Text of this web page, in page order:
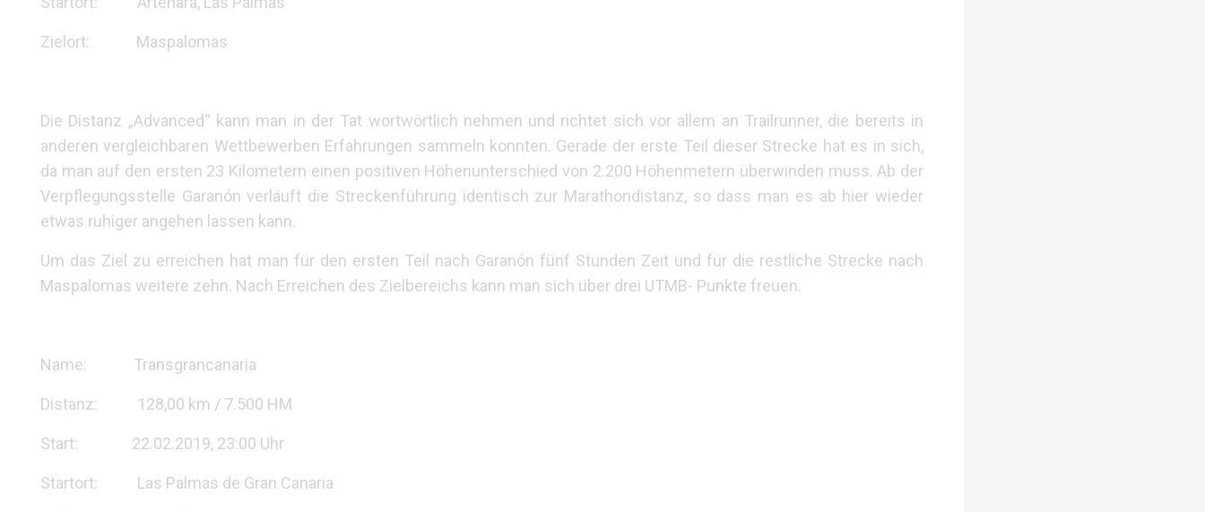
Zielort: Maspalomas
Die Distanz „Advanced“ kann man in der Tat wortwörtlich nehmen und richtet sich vor allem an Trailrunner, die bereits in
anderen vergleichbaren Wettbewerben Erfahrungen sammeln konnten. Gerade der erste Teil dieser Strecke hat es in sich,
da man auf den ersten 23 Kilometern einen positiven Höhenunterschied von 2.200 Höhenmetern überwinden muss. Ab der
Verpflegungsstelle Garanón verläuft die Streckenführung identisch zur Marathondistanz, so dass man es ab hier wieder
etwas ruhiger angehen lassen kann.
Um das Ziel zu erreichen hat man für den ersten Teil nach Garanón fünf Stunden Zeit und für die restliche Strecke nach
Maspalomas weitere zehn. Nach Erreichen des Zielbereichs kann man sich über drei UTMB- Punkte freuen.
Name: Transgrancanaria
Distanz: 128,00 km / 7.500 HM
Start: 22.02.2019, 23:00 Uhr
Startort: Las Palmas de Gran Canaria